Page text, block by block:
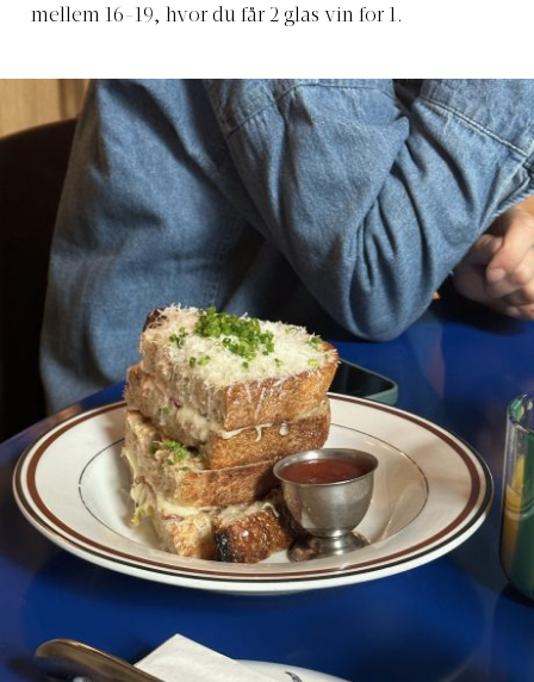
mellem 16-19, hvor du får 2 glas vin for 1.